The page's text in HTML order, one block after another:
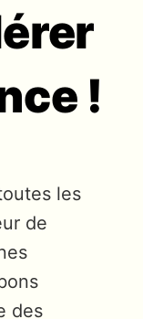
!
les
de
des